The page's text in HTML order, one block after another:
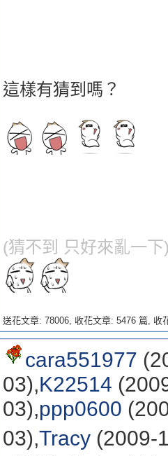
這樣有猜到嗎？
(猜不到 只好來亂一下
送花文章: 78006, 收花文章: 5476 篇, 收
cara551977
03),K22514
03),ppp0600
03),Tracy(2009-